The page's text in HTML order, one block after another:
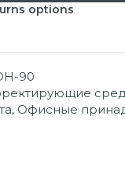
options
90
, Офисные